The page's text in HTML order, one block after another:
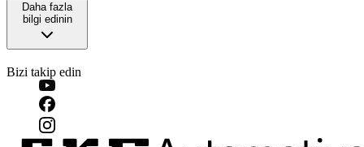
Daha fazla
bilgi edinin
Bizi takip edin